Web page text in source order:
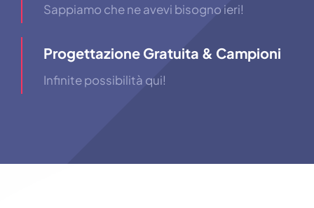
Sappiamo che ne avevi bisogno ieri!
Progettazione Gratuita & Campioni
Infinite possibilità qui!